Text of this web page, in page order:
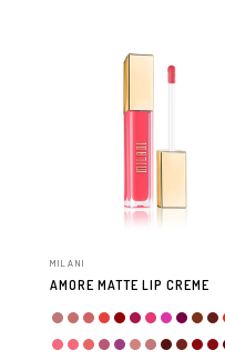
MILANI
AMORE MATTE LIP CREME